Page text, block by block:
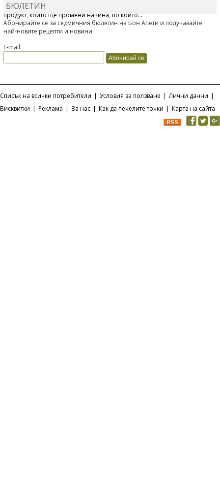
Отскоро Лесафр България стартира предлагането на изцяло нов
продукт, който ще промени начина, по който...
БЮЛЕТИН
Абонирайте се за седмичния бюлетин на Бон Апети и получавайте
най-новите рецепти и новини
E-mail:
Списък на всички потребители | Условия за ползване | Лични данни |
Бисквитки | Реклама | За нас | Как да печелите точки | Карта на сайта